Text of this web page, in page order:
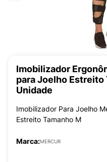
Imobilizador
para Joelho Estreito
Unidade
Imobilizador Para Joelho
Estreito Tamanho M
Marca:MERCUR